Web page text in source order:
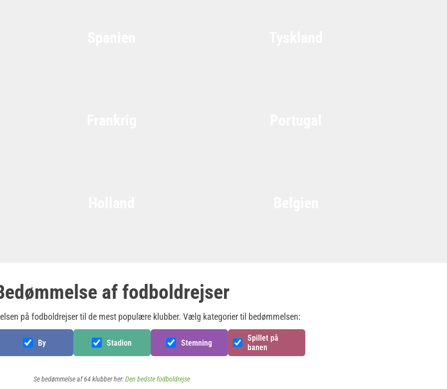
af fodboldrejser
på fodboldrejser til de mest populære klubber. Vælg kategorier til bedømmelsen:
By Stadion Stemning
Spillet på
banen
Se bedømmelse af 64 klubber her:Den bedste fodboldrejse